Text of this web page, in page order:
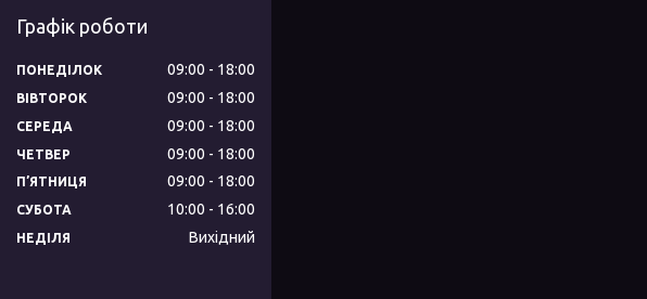
Графік роботи
ПОНЕДІЛОК 09:00 18:00
ВІВТОРОК 09:00 18:00
СЕРЕДА 09:00 18:00
ЧЕТВЕР 09:00 18:00
ПʼЯТНИЦЯ 09:00 18:00
СУБОТА 10:00 16:00
НЕДІЛЯ Вихідний